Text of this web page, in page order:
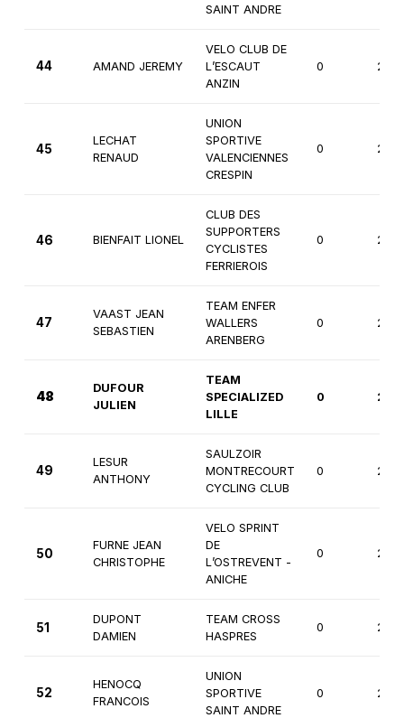
SAINT ANDRE
44 AMAND JEREMY
VELO CLUB DE
L’ESCAUT
ANZIN
0
45
LECHAT
RENAUD
UNION
SPORTIVE
VALENCIENNES
CRESPIN
0
46 BIENFAIT LIONEL
CLUB DES
SUPPORTERS
CYCLISTES
FERRIEROIS
0
47
VAAST JEAN
SEBASTIEN
TEAM ENFER
WALLERS
ARENBERG
0
48
DUFOUR
JULIEN
TEAM
SPECIALIZED
LILLE
0
49
LESUR
ANTHONY
SAULZOIR
MONTRECOURT
CYCLING CLUB
0
50
FURNE JEAN
CHRISTOPHE
VELO SPRINT
DE
L’OSTREVENT -
ANICHE
0
51
DUPONT
DAMIEN
TEAM CROSS
HASPRES
0
52
HENOCQ
FRANCOIS
UNION
SPORTIVE
SAINT ANDRE
0